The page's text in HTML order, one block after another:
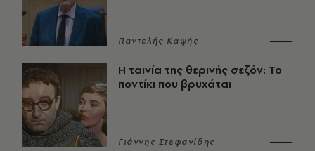
Παντελής Καψής
Η ταινία της θερινής σεζόν: Το
ποντίκι που βρυχάται
Γιάννης Στεφανίδης